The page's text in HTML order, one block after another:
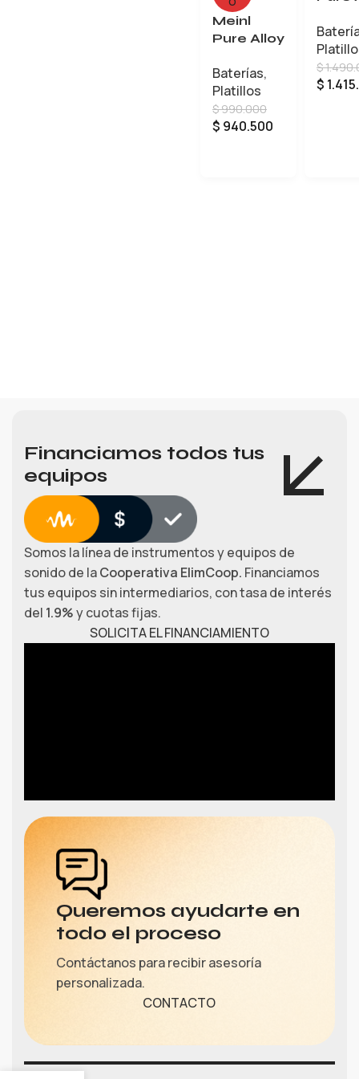
Meinl
Pure Alloy
Crash de
16
Baterías,
Platillos
$990.000
$ 940.500
Ride
$
$
Financiamos todos tus
equipos
Somos la línea de instrumentos y equipos de
sonido de laCooperativa ElimCoop. Financiamos
tus equipos sin intermediarios, con tasa de interés
del 1.9%y cuotas fijas.
SOLICITA EL FINANCIAMIENTO
Queremos ayudarte en
todo el proceso
Contáctanos para recibir asesoría
personalizada.
CONTACTO